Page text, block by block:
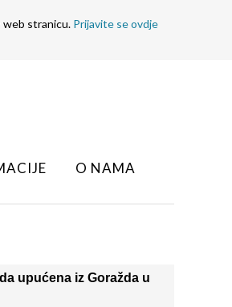
web stranicu. Prijavite se ovdje
O NAMA
upućena iz Goražda u